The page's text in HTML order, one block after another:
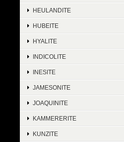
HEULANDITE
HUBEITE
HYALITE
INDICOLITE
INESITE
JAMESONITE
JOAQUINITE
KAMMERERITE
KUNZITE